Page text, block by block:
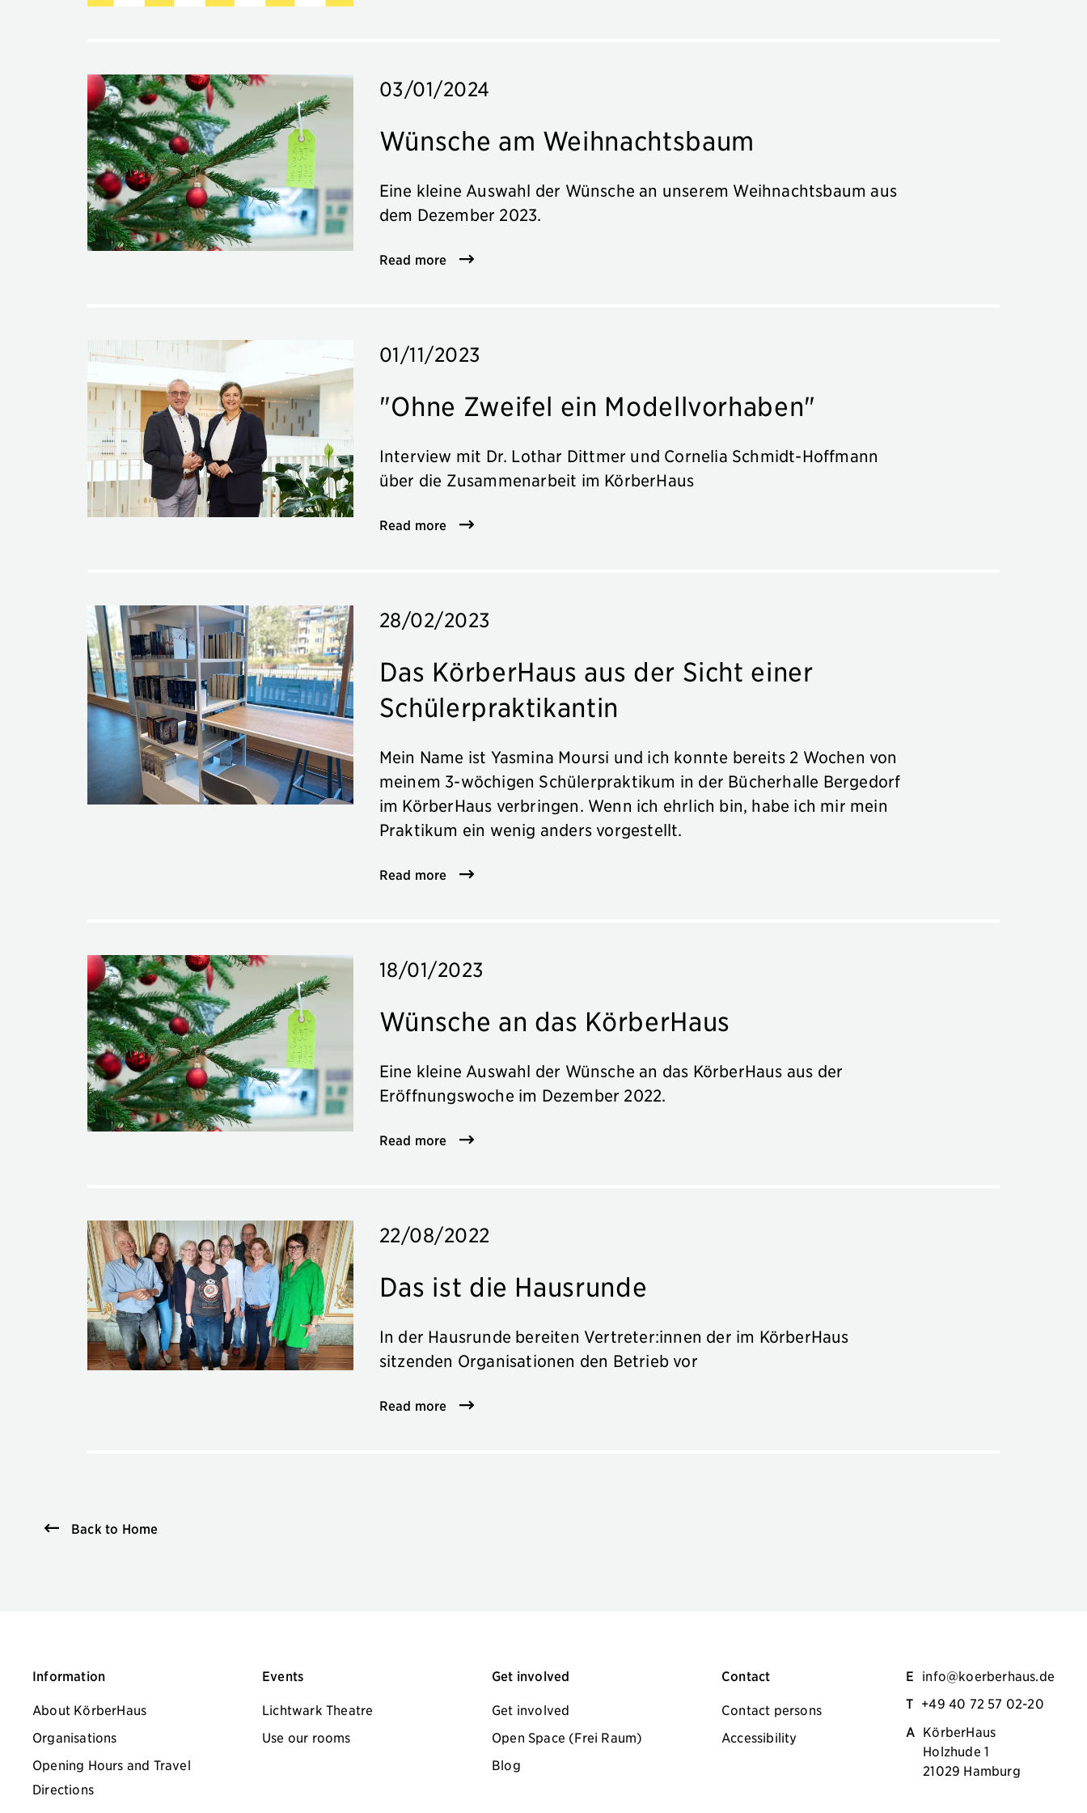
03/01/2024
Wünsche am Weihnachtsbaum
Eine kleine Auswahl der Wünsche an unserem Weihnachtsbaum aus
dem Dezember 2023.
Read more
01/11/2023
"Ohne Zweifel ein Modellvorhaben"
Interview mit Dr. Lothar Dittmer und Cornelia Schmidt-Hoffmann
über die Zusammenarbeit im KörberHaus
Read more
28/02/2023
Das KörberHaus aus der Sicht einer
Schülerpraktikantin
Mein Name ist Yasmina Moursi und ich konnte bereits 2 Wochen von
meinem 3-wöchigen Schülerpraktikum in der Bücherhalle Bergedorf
im KörberHaus verbringen. Wenn ich ehrlich bin, habe ich mir mein
Praktikum ein wenig anders vorgestellt.
Read more
18/01/2023
Wünsche an das KörberHaus
Eine kleine Auswahl der Wünsche an das KörberHaus aus der
Eröffnungswoche im Dezember 2022.
Read more
22/08/2022
Das ist die Hausrunde
In der Hausrunde bereiten Vertreter:innen der im KörberHaus
sitzenden Organisationen den Betrieb vor
Read more
Back to Home
Information
About KörberHaus
Organisations
Opening Hours and Travel
Directions
Events
Lichtwark Theatre
Use our rooms
Get involved
Get involved
Open Space (Frei Raum)
Blog
Contact
Contact persons
Accessibility
E info@koerberhaus.de
T +49 40 72 57 02-20
A KörberHaus
Holzhude 1
21029 Hamburg